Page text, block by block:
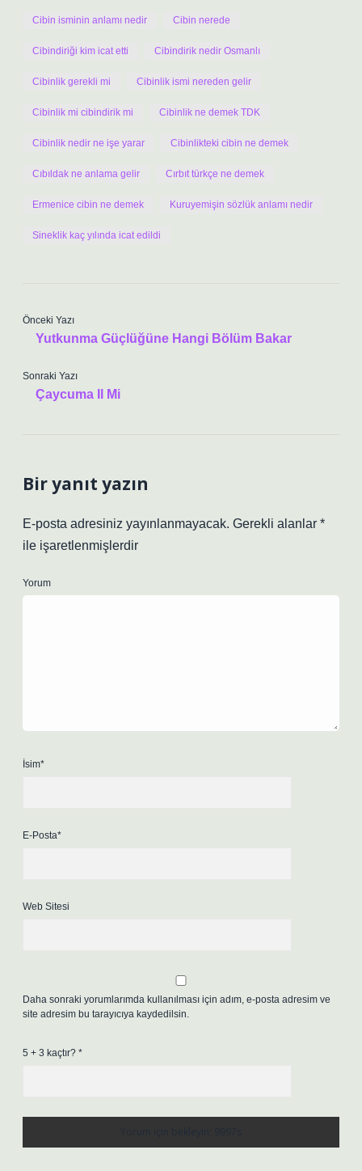
Cibin isminin anlamı nedir Cibin nerede
Cibindiriği kim icat etti Cibindirik nedir Osmanlı
Cibinlik gerekli mi Cibinlik ismi nereden gelir
Cibinlik mi cibindirik mi Cibinlik ne demek TDK
Cibinlik nedir ne işe yarar Cibinlikteki cibin ne demek
Cıbıldak ne anlama gelir Cırbıt türkçe ne demek
Ermenice cibin ne demek Kuruyemişin sözlük anlamı nedir
Sineklik kaç yılında icat edildi
Önceki Yazı
Yutkunma Güçlüğüne Hangi Bölüm Bakar
Sonraki Yazı
Çaycuma Il Mi
Bir yanıt yazın
E-posta adresiniz yayınlanmayacak. Gerekli alanlar *
ile işaretlenmişlerdir
Yorum
İsim*
E-Posta*
Web Sitesi
Daha sonraki yorumlarımda kullanılması için adım, e-posta adresim ve
site adresim bu tarayıcıya kaydedilsin.
5 + 3 kaçtır? *